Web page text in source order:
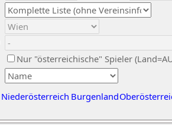
Nur "österreichische" Spieler
Niederösterreich Burgenland